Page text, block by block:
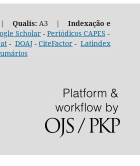
| Qualis:A3 | Indexação e
Scholar- Periódicos CAPES -
- DOAJ- CiteFactor- Latindex